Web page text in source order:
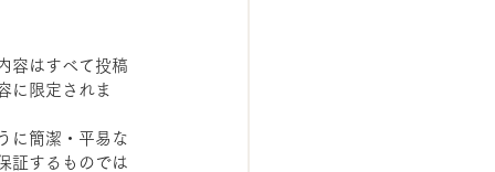
容はすべて投稿
に限定されま
に簡潔・平易な
証するものでは